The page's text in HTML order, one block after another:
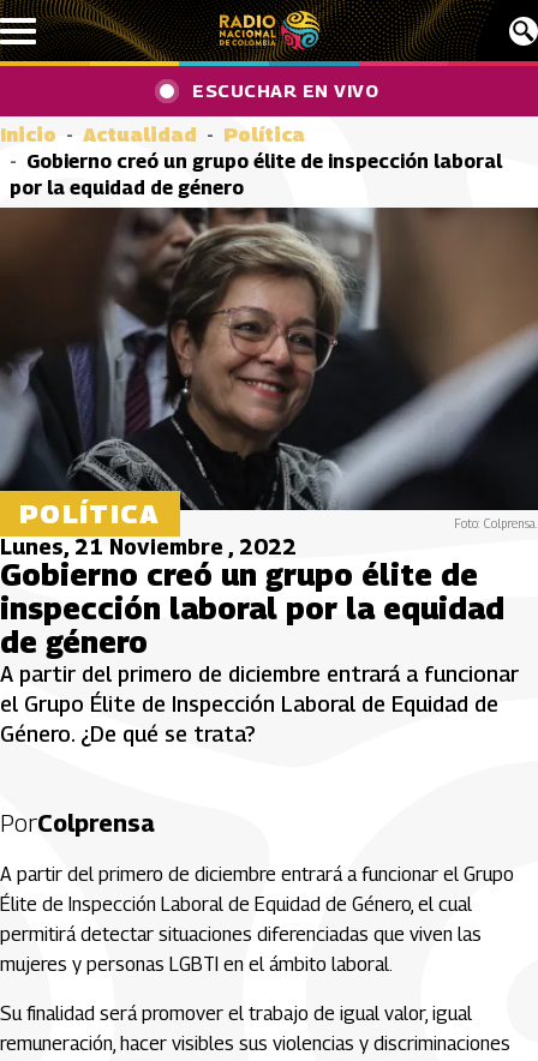
Pasar al contenido principal
ESCUCHAR EN VIVO
Inicio Actualidad
Política
Gobierno creó un grupo élite de inspección laboral
por la equidad de género
POLÍTICA Foto: Colprensa.
Lunes, 21 Noviembre , 2022
Gobierno creó un grupo élite de
inspección laboral por la equidad
de género
A partir del primero de diciembre entrará a funcionar
el Grupo Élite de Inspección Laboral de Equidad de
Género. ¿De qué se trata?
PorColprensa
A partir del primero de diciembre entrará a funcionar el Grupo
Élite de Inspección Laboral de Equidad de Género, el cual
permitirá detectar situaciones diferenciadas que viven las
mujeres y personas LGBTI en el ámbito laboral.
Su finalidad será promover el trabajo de igual valor, igual
remuneración, hacer visibles sus violencias y discriminaciones